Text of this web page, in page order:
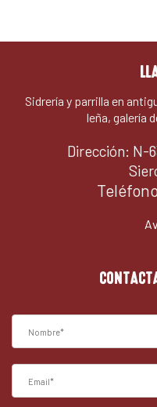
Sidrería y parrilla en
leña, galería
Dirección: N-